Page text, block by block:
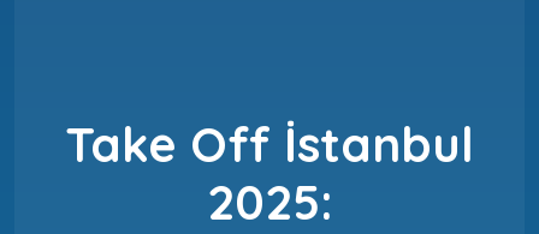
Take Off İstanbul
2025: